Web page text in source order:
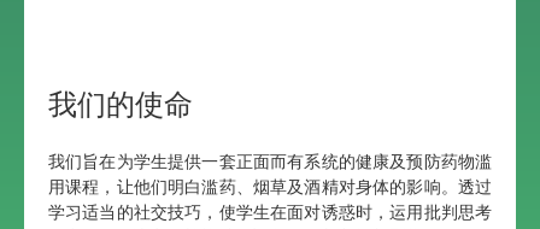
我们的使命
我们旨在为学生提供一套正面而有系统的健康及预防药物滥
用课程，让他们明白滥药、烟草及酒精对身体的影响。透过
学习适当的社交技巧，使学生在面对诱惑时，运用批判思考